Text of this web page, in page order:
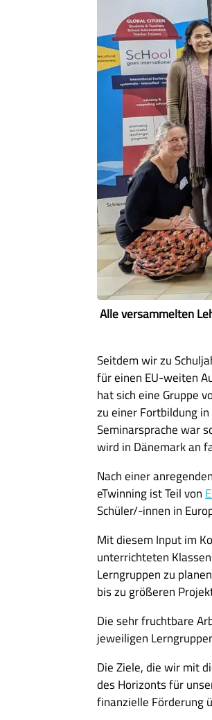
Alle versammelten
Seitdem wir zu
für einen EU-weiten
hat sich eine Gruppe
zu einer Fortbildung
Seminarsprache war
wird in Dänemark an
Nach einer
eTwinning ist Teil von
Schüler/-innen in
Mit diesem Input im
unterrichteten
Lerngruppen zu
bis zu größeren
Die sehr fruchtbare
jeweiligen
Die Ziele, die wir mit
des Horizonts für
finanzielle Förderung